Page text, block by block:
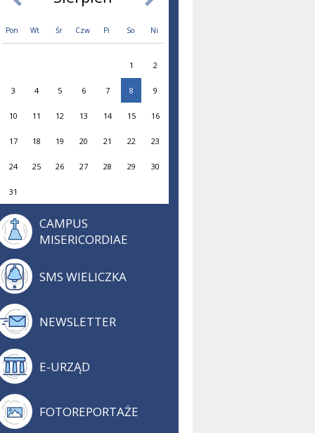
Pon Wt Śr Czw Pi So Ni
1 2
3 4 5 6 7 8 9
10 11 12 13 14 15 16
17 18 19 20 21 22 23
24 25 26 27 28 29 30
31
CAMPUS
MISERICORDIAE
SMS WIELICZKA
NEWSLETTER
E-URZĄD
FOTOREPORTAŻE